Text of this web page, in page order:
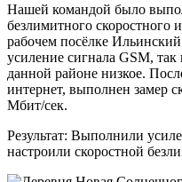
Нашей командой было
безлимитного скоростного
рабочем посёлке
усиление сигнала GSM, так
данной районе низкое.
интернет, выполнен замер
Мбит/сек.
Результат: Выполнили
настроили скоростной